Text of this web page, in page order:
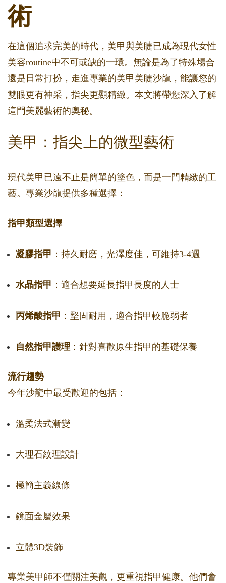
術
在這個追求完美的時代，美甲與美睫已成為現代女性
美容routine中不可或缺的一環。無論是為了特殊場合
還是日常打扮，走進專業的美甲美睫沙龍，能讓您的
雙眼更有神采，指尖更顯精緻。本文將帶您深入了解
這門美麗藝術的奧秘。
美甲：指尖上的微型藝術
現代美甲已遠不止是簡單的塗色，而是一門精緻的工
藝。專業沙龍提供多種選擇：
指甲類型選擇
凝膠指甲 ：持久耐磨，光澤度佳，可維持3-4週
水晶指甲 ：適合想要延長指甲長度的人士
丙烯酸指甲 ：堅固耐用，適合指甲較脆弱者
自然指甲護理 ：針對喜歡原生指甲的基礎保養
流行趨勢
今年沙龍中最受歡迎的包括：
溫柔法式漸變
大理石紋理設計
極簡主義線條
鏡面金屬效果
立體3D裝飾
專業美甲師不僅關注美觀，更重視指甲健康。他們會